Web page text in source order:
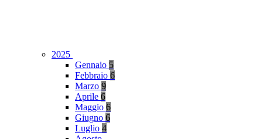
2025
Gennaio 5
Febbraio 6
Marzo 9
Aprile 6
Maggio 6
Giugno 6
Luglio 4